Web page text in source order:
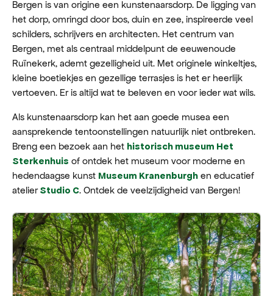
Bergen is van origine een kunstenaarsdorp. De ligging van
het dorp, omringd door bos, duin en zee, inspireerde veel
schilders, schrijvers en architecten. Het centrum van
Bergen, met als centraal middelpunt de eeuwenoude
Ruïnekerk, ademt gezelligheid uit. Met originele winkeltjes,
kleine boetiekjes en gezellige terrasjes is het er heerlijk
vertoeven. Er is altijd wat te beleven en voor ieder wat wils.
Als kunstenaarsdorp kan het aan goede musea een
aansprekende tentoonstellingen natuurlijk niet ontbreken.
Breng een bezoek aan het historisch museum Het
Sterkenhuis of ontdek het museum voor moderne en
hedendaagse kunst Museum Kranenburgh en educatief
atelierStudio C. Ontdek de veelzijdigheid van Bergen!